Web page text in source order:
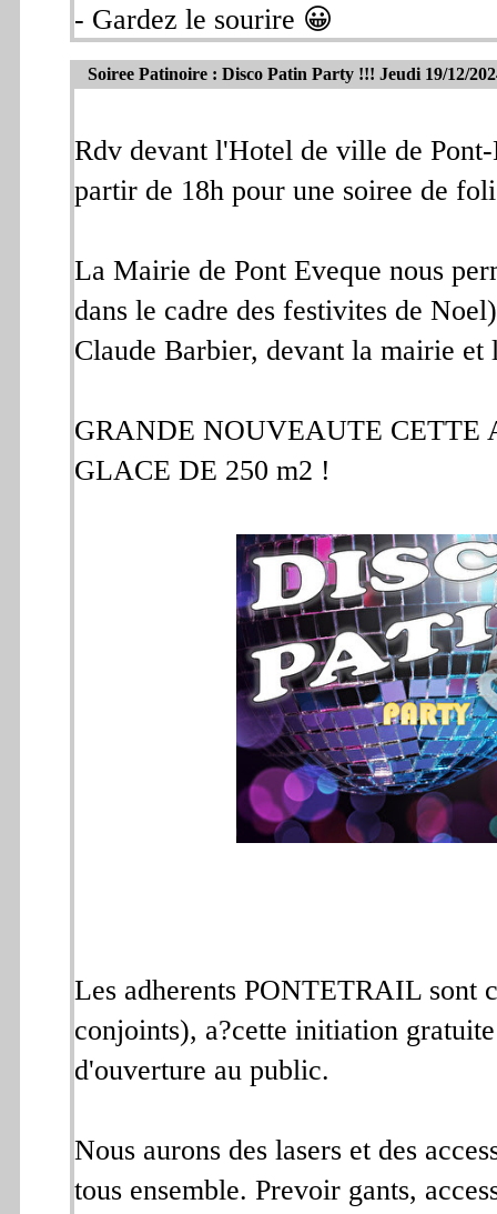
- Gardez le sourire 😀
Soiree Patinoire : Disco Patin Party !!! Jeudi 19/12/
Rdv devant l'Hotel de ville de
partir de 18h pour une soiree de
La Mairie de Pont Eveque nous
dans le cadre des festivites de
Claude Barbier, devant la mairie et
GRANDE NOUVEAUTE CETTE
GLACE DE 250 m2 !
Les adherents PONTETRAIL sont
conjoints), a?cette initiation
d'ouverture au public.
Nous aurons des lasers et des
tous ensemble. Prevoir gants,